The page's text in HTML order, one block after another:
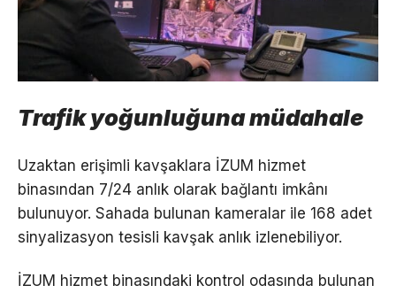
Trafik yoğunluğuna müdahale
Uzaktan erişimli kavşaklara İZUM hizmet
binasından 7/24 anlık olarak bağlantı imkânı
bulunuyor. Sahada bulunan kameralar ile 168 adet
sinyalizasyon tesisli kavşak anlık izlenebiliyor.
İZUM hizmet binasındaki kontrol odasında bulunan